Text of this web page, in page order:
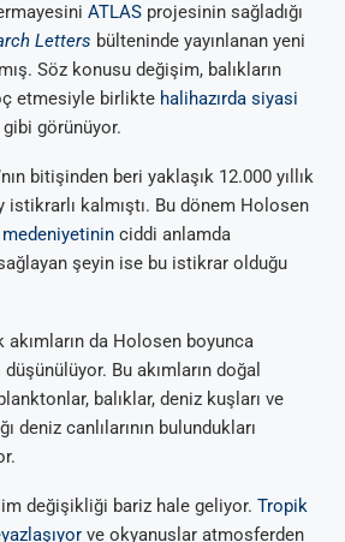
ATLAS projesinin sağladığı
Letters bülteninde yayınlanan yeni
Söz konusu değişim, balıkların
etmesiyle birlikte halihazırda siyasi
gibi görünüyor.
bitişinden beri yaklaşık 12.000 yıllık
istikrarlı kalmıştı. Bu dönem Holosen
ciddi anlamda
şeyin ise bu istikrar olduğu
da Holosen boyunca
Bu akımların doğal
balıklar, deniz kuşları ve
deniz canlılarının bulundukları
değişikliği bariz hale geliyor. Tropik
ve okyanuslar atmosferden